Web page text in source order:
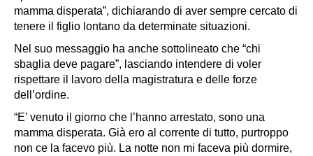
mamma disperata”, dichiarando di aver sempre cercato di
tenere il figlio lontano da determinate situazioni.
Nel suo messaggio ha anche sottolineato che “chi
sbaglia deve pagare”, lasciando intendere di voler
rispettare il lavoro della magistratura e delle forze
dell’ordine.
“E’ venuto il giorno che l’hanno arrestato, sono una
mamma disperata. Già ero al corrente di tutto, purtroppo
non ce la facevo più. La notte non mi faceva più dormire,